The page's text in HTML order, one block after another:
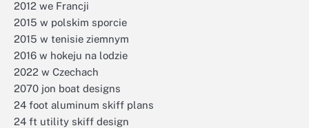
2012 we Francji
2015 w polskim sporcie
2015 w tenisie ziemnym
2016 w hokeju na lodzie
2022 w Czechach
2070 jon boat designs
24 foot aluminum skiff plans
24 ft utility skiff design